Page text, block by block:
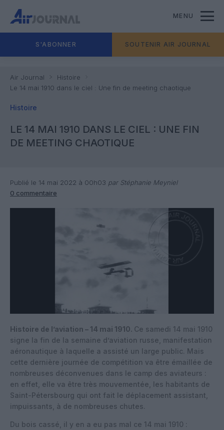
MENU
S'ABONNER SOUTENIR AIR JOURNAL
Air Journal
Histoire
Le 14 mai 1910 dans le ciel : Une fin de meeting chaotique
Histoire
LE 14 MAI 1910 DANS LE CIEL : UNE FIN
DE MEETING CHAOTIQUE
Publié le 14 mai 2022 à 00h03 par Stéphanie Meyniel
0 commentaire
Histoire de l’aviation – 14 mai 1910. Ce samedi 14 mai 1910
signe la fin de la semaine d’aviation russe, manifestation
aéronautique à laquelle a assisté un large public. Mais
cette dernière journée de compétition va être émaillée de
nombreuses déconvenues dans le camp des aviateurs :
en effet, elle va être très mouvementée, les habitants de
Saint-Pétersbourg qui ont fait le déplacement assistant,
impuissants, à de nombreuses chutes.
Du bois cassé, il y en a eu pas mal ce 14 mai 1910 :